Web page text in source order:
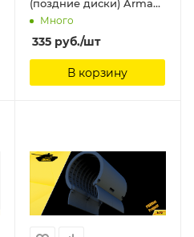
(поздние диски) Arma
Models
Много
335руб./шт
В корзину